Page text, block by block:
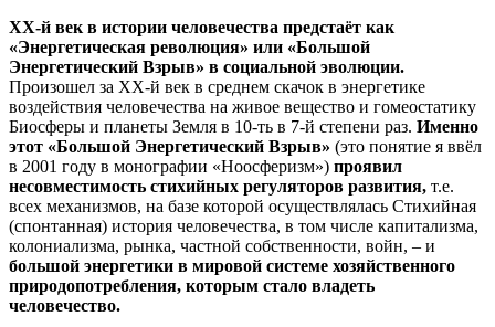
ХХ-й век в истории человечества предстаёт как
«Энергетическая революция» или «Большой
Энергетический Взрыв» в социальной эволюции.
Произошел за ХХ-й век в среднем скачок в энергетике
воздействия человечества на живое вещество и гомеостатику
Биосферы и планеты Земля в 10-ть в 7-й степени раз. Именно
этот «Большой Энергетический Взрыв» (это понятие я ввёл
в 2001 году в монографии «Ноосферизм») проявил
несовместимость стихийных регуляторов развития, т.е.
всех механизмов, на базе которой осуществлялась Стихийная
(спонтанная) история человечества, в том числе капитализма,
колониализма, рынка, частной собственности, войн, – и
большой энергетики в мировой системе хозяйственного
природопотребления, которым стало владеть
человечество.